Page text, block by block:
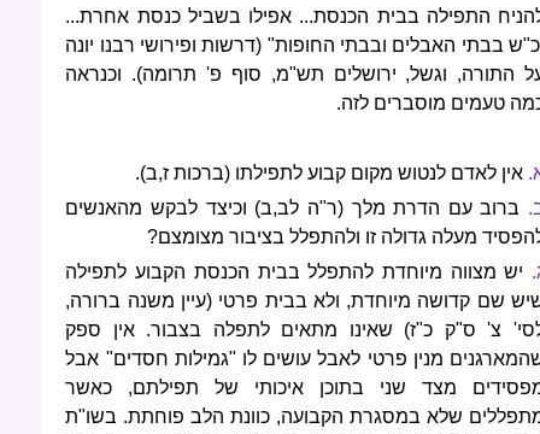
התפילה בבית הכנסת... אפילו בשביל כנסת אחרת...
בבתי האבלים ובבתי החופות" (דרשות ופירושי רבנו יונה
התורה, וגשל, ירושלים תש"מ, סוף פ' תרומה). וכנראה
טעמים מוסברים לזה.
אין לאדם לנטוש מקום קבוע לתפילתו (ברכות ז,ב).
ברוב עם הדרת מלך (ר"ה לב,ב) וכיצד לבקש מהאנשים
מעלה גדולה זו ולהתפלל בציבור מצומצם?
יש מצווה מיוחדת להתפלל בבית הכנסת הקבוע לתפילה
שם קדושה מיוחדת, ולא בבית פרטי (עיין משנה ברורה,
צ' ס"ק כ"ז) שאינו מתאים לתפלה בצבור. אין ספק
מנין פרטי לאבל עושים לו "גמילות חסדים" אבל
מצד שני בתוכן איכותי של תפילתם, כאשר
שלא במסגרת הקבועה, כוונת הלב פוחתת. בשו"ת